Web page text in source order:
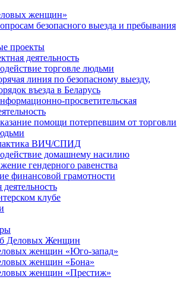
женщин»
безопасного выезда и пребывания
проекты
деятельность
торговле людьми
линия по безопасному выезду,
въезда в Беларусь
просветительская
помощи потерпевшим от торговли
ВИЧ/СПИД
домашнему насилию
гендерного равенства
финансовой грамотности
клубе
Деловых Женщин
женщин «Юго-запад»
женщин «Бона»
женщин «Престиж»